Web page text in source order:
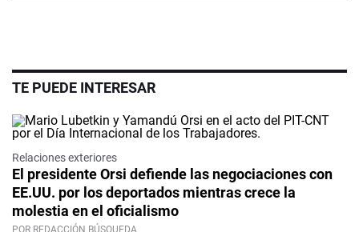
TE PUEDE INTERESAR
Relaciones exteriores
El presidente Orsi defiende las negociaciones con
EE.UU. por los deportados mientras crece la
molestia en el oficialismo
POR REDACCIÓN BÚSQUEDA